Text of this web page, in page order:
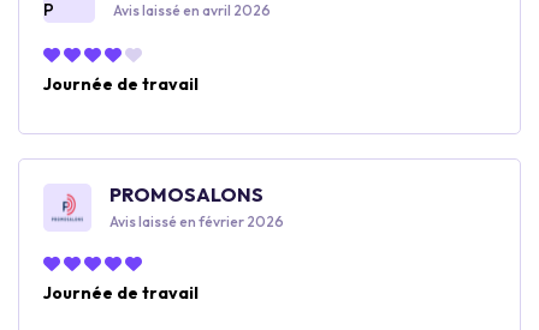
Avis laissé en avril 2026
Journée de travail
PROMOSALONS
Avis laissé en février 2026
Journée de travail